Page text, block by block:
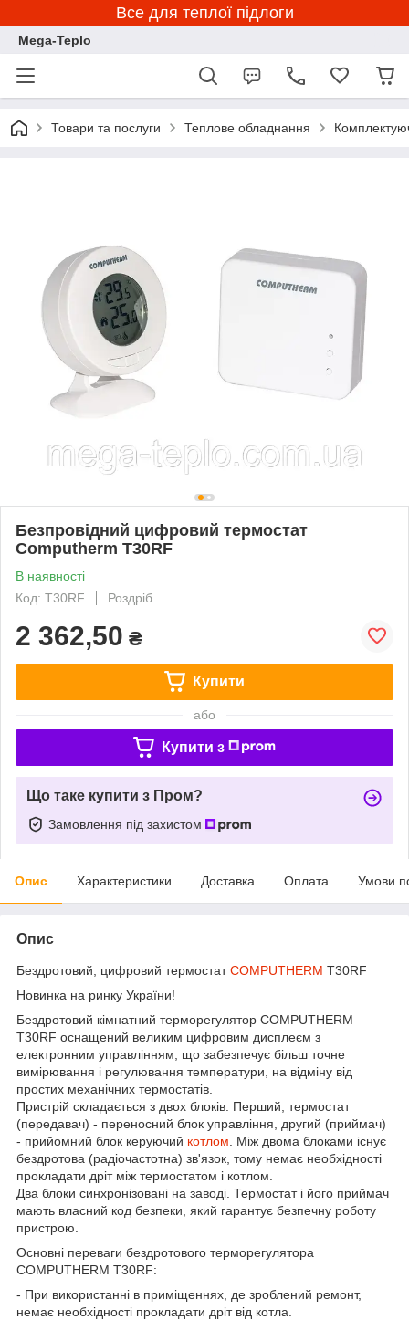
Все для теплої підлоги
Mega-Teplo
Товари та послуги Теплове обладнання
Безпровідний цифровий термостат
Computherm T30RF
В наявності
Код: T30RF
Роздріб
2 362,50 ₴
Купити
або
Купити з
Що таке купити з Пром?
Замовлення під захистом
Опис Характеристики Доставка Оплата Умови
Опис
Бездротовий, цифровий термостатCOMPUTHERM T30RF
Новинка на ринку України!
Бездротовий кімнатний терморегулятор COMPUTHERM
T30RF оснащений великим цифровим дисплеєм з
електронним управлінням, що забезпечує більш точне
вимірювання і регулювання температури, на відміну від
простих механічних термостатів.
Пристрій складається з двох блоків. Перший, термостат
(передавач) - переносний блок управління, другий (приймач)
- прийомний блок керуючий котлом . Між двома блоками існує
бездротова (радіочастотна) зв'язок, тому немає необхідності
прокладати дріт між термостатом і котлом.
Два блоки синхронізовані на заводі. Термостат і його приймач
мають власний код безпеки, який гарантує безпечну роботу
пристрою.
Основні переваги бездротового терморегулятора
COMPUTHERM T30RF:
- При використанні в приміщеннях, де зроблений ремонт,
немає необхідності прокладати дріт від котла.